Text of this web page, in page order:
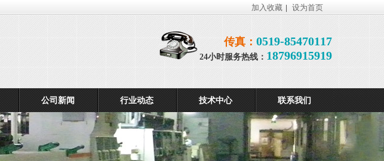
加入收藏 设为首页
传真：0519-85470117
24小时服务热线： 18796915919
公司新闻 行业动态 技术中心 联系我们